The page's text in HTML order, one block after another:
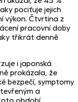
pociťuje jejich
výkon. Čtvrtina z
pracovní doby
třikrát denně
i japonská
prokázala, že
bezpečí, symptomy
a